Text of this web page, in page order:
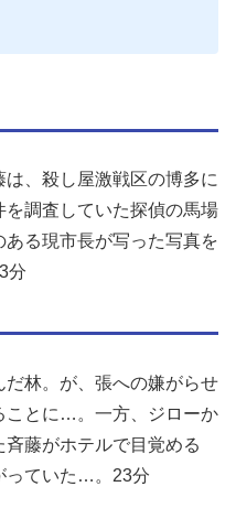
、殺し屋激戦区の博多に
調査していた探偵の馬場
る現市長が写った写真を
分
林。が、張への嫌がらせ
ことに…。一方、ジローか
藤がホテルで目覚める
っていた…。23分